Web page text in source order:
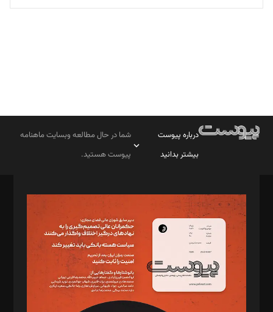
تحریریه
درباره پیوست
بیشتر بدانید
شما در حال مطالعه وبسایت ماهنامه
پیوست هستید.
مدیر مسئول: محمدباقر اثنی‌عشری
سردبیر: مهرک محمودی
دبیر تحریریه: میثم قاسمی
د‌بیر ناداستان: سمانه سمیع
د‌بیر خدمت و تجارت: ابوالفضل رجبی
د‌بیر حقوق فناوری: حسام‌الدین ایپکچی
د‌بیر پیوست جهان: مینا پاکدل